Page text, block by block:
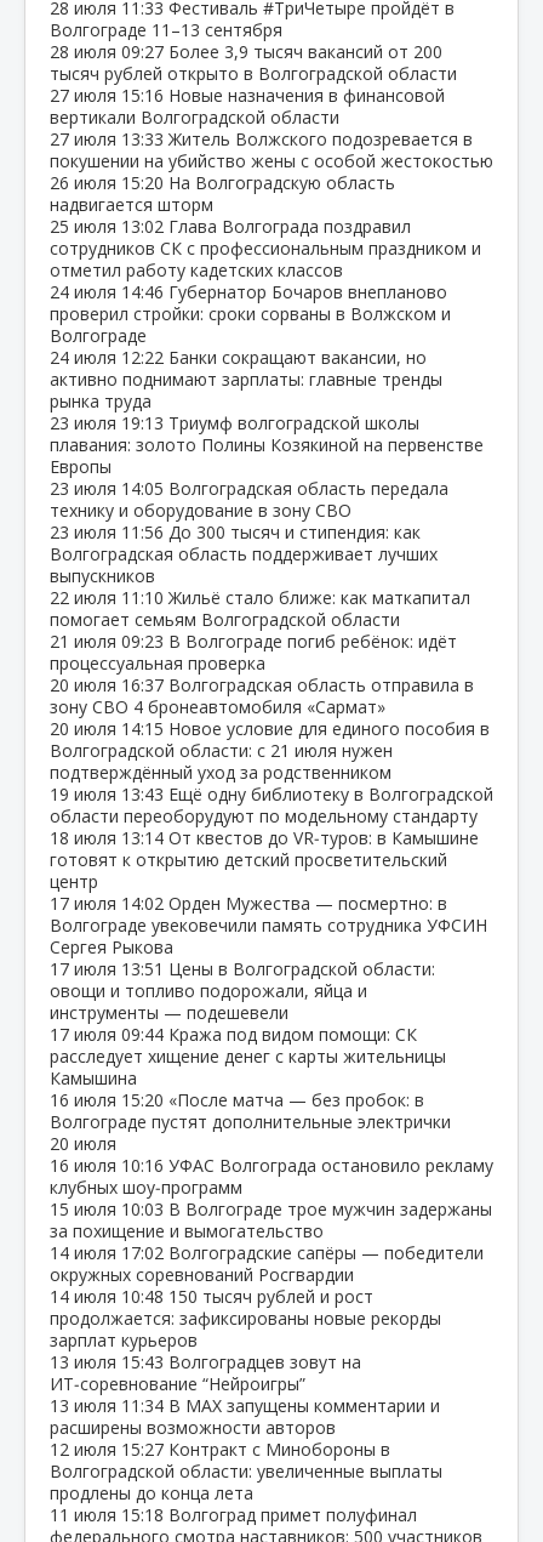
28 июля 11:33 Фестиваль #ТриЧетыре пройдёт в
Волгограде 11–13 сентября
28 июля 09:27 Более 3,9 тысяч вакансий от 200
тысяч рублей открыто в Волгоградской области
27 июля 15:16 Новые назначения в финансовой
вертикали Волгоградской области
27 июля 13:33 Житель Волжского подозревается в
покушении на убийство жены с особой жестокостью
26 июля 15:20 На Волгоградскую область
надвигается шторм
25 июля 13:02 Глава Волгограда поздравил
сотрудников СК с профессиональным праздником и
отметил работу кадетских классов
24 июля 14:46 Губернатор Бочаров внепланово
проверил стройки: сроки сорваны в Волжском и
Волгограде
24 июля 12:22 Банки сокращают вакансии, но
активно поднимают зарплаты: главные тренды
рынка труда
23 июля 19:13 Триумф волгоградской школы
плавания: золото Полины Козякиной на первенстве
Европы
23 июля 14:05 Волгоградская область передала
технику и оборудование в зону СВО
23 июля 11:56 До 300 тысяч и стипендия: как
Волгоградская область поддерживает лучших
выпускников
22 июля 11:10 Жильё стало ближе: как маткапитал
помогает семьям Волгоградской области
21 июля 09:23 В Волгограде погиб ребёнок: идёт
процессуальная проверка
20 июля 16:37 Волгоградская область отправила в
зону СВО 4 бронеавтомобиля «Сармат»
20 июля 14:15 Новое условие для единого пособия в
Волгоградской области: с 21 июля нужен
подтверждённый уход за родственником
19 июля 13:43 Ещё одну библиотеку в Волгоградской
области переоборудуют по модельному стандарту
18 июля 13:14 От квестов до VR‑туров: в Камышине
готовят к открытию детский просветительский
центр
17 июля 14:02 Орден Мужества — посмертно: в
Волгограде увековечили память сотрудника УФСИН
Сергея Рыкова
17 июля 13:51 Цены в Волгоградской области:
овощи и топливо подорожали, яйца и
инструменты — подешевели
17 июля 09:44 Кража под видом помощи: СК
расследует хищение денег с карты жительницы
Камышина
16 июля 15:20 «После матча — без пробок: в
Волгограде пустят дополнительные электрички
20 июля
16 июля 10:16 УФАС Волгограда остановило рекламу
клубных шоу‑программ
15 июля 10:03 В Волгограде трое мужчин задержаны
за похищение и вымогательство
14 июля 17:02 Волгоградские сапёры — победители
окружных соревнований Росгвардии
14 июля 10:48 150 тысяч рублей и рост
продолжается: зафиксированы новые рекорды
зарплат курьеров
13 июля 15:43 Волгоградцев зовут на
ИТ‑соревнование “Нейроигры”
13 июля 11:34 В МАХ запущены комментарии и
расширены возможности авторов
12 июля 15:27 Контракт с Минобороны в
Волгоградской области: увеличенные выплаты
продлены до конца лета
11 июля 15:18 Волгоград примет полуфинал
федерального смотра наставников: 500 участников